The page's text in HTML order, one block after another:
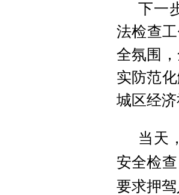
下一
法检查
全氛围
实防范
城区经
当天
安全检
要求押